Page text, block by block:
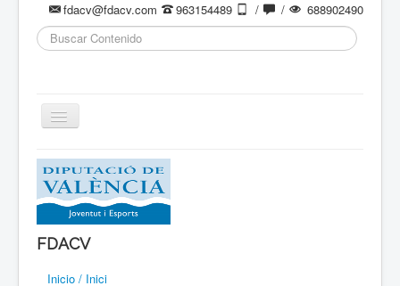
fdacv@fdacv.com
963154489 / /
688902490
Buscar...
Cambiar
navegación
Aeromodelismo / Aeromodelisme
Ala Delta
Paracaidismo / Paracaigudisme
FDACV
Inicio / Inici